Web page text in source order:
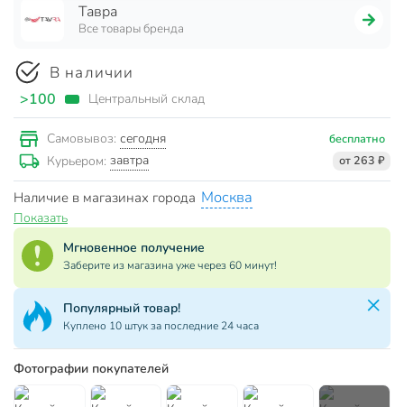
Тавра
Все товары бренда
В наличии
>100 Центральный склад
Самовывоз: сегодня бесплатно
Курьером: завтра от 263 ₽
Наличие в магазинах города Москва
Показать
Мгновенное получение
Заберите из магазина уже через 60 минут!
Популярный товар!
Куплено 10 штук за последние 24 часа
Фотографии покупателей